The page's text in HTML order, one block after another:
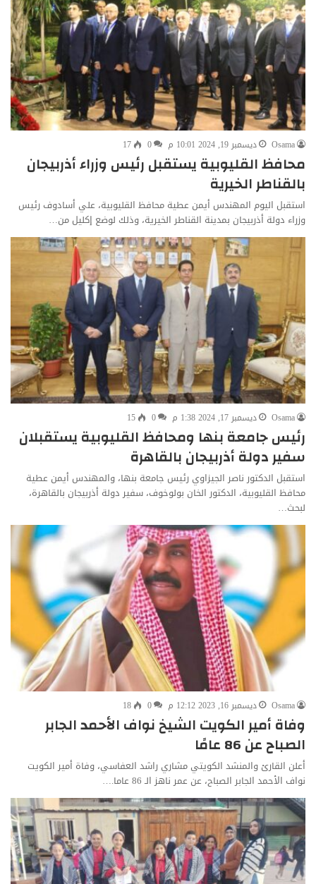
Osama ديسمبر 19, 2024 10:01 م 0
17
محافظ القليوبية يستقبل رئيس وزراء أذربيجان
بالقناطر الخيرية
استقبل اليوم المهندس أيمن عطية محافظ القليوبية، علي أسادوف رئيس
وزراء دولة أذربيجان بمدينة القناطر الخيرية، وذلك لوضع إكليل من…
Osama ديسمبر 17, 2024 1:38 م 0
15
رئيس جامعة بنها ومحافظ القليوبية يستقبلان
سفير دولة أذربيجان بالقاهرة
استقبل الدكتور ناصر الجيزاوي رئيس جامعة بنها، والمهندس أيمن عطية
محافظ القليوبية، الدكتور الخان بولوخوف، سفير دولة أذربيجان بالقاهرة،
لبحث…
Osama ديسمبر 16, 2023 12:12 م 0
18
وفاة أمير الكويت الشيخ نواف الأحمد الجابر
الصباح عن 86 عامًا
أعلن القارئ والمنشد الكويتي مشاري راشد العفاسي، وفاة أمير الكويت
نواف الأحمد الجابر الصباح، عن عمر ناهز الـ 86 عاما.…